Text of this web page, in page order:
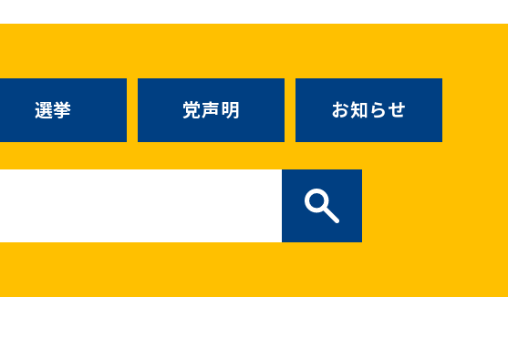
党声明
お知らせ
国民民主PRESS号外
こくみんオンラインスクール
二次創作ガイドライン
プライバシーポリシー
選挙 党声明 お知らせ